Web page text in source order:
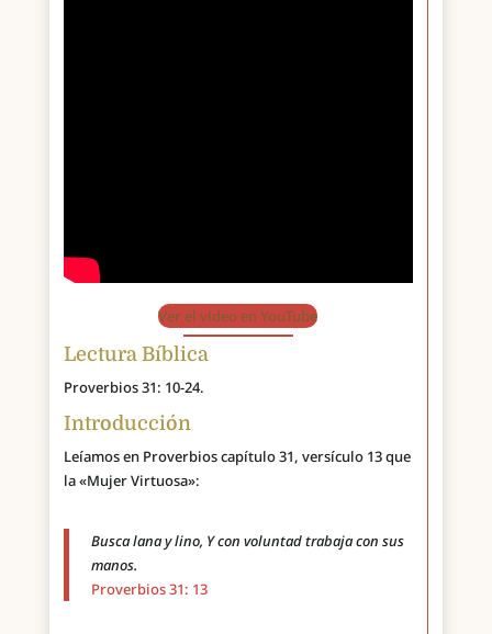
Ver el vídeo en YouTube
Lectura Bíblica
Proverbios 31: 10-24.
Introducción
Leíamos en Proverbios capítulo 31, versículo 13 que
la «Mujer Virtuosa»:
Busca lana y lino, Y con voluntad trabaja con sus
manos.
Proverbios 31: 13